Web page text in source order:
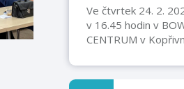
Ve čtvrtek 24. 2.
v 16.45 hodin v
CENTRUM v
potvrďte svou
737 375 203 nebo